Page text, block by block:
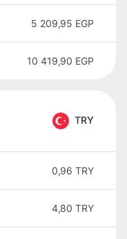
5 209,95 EGP
10 419,90 EGP
TRY
0,96 TRY
4,80 TRY